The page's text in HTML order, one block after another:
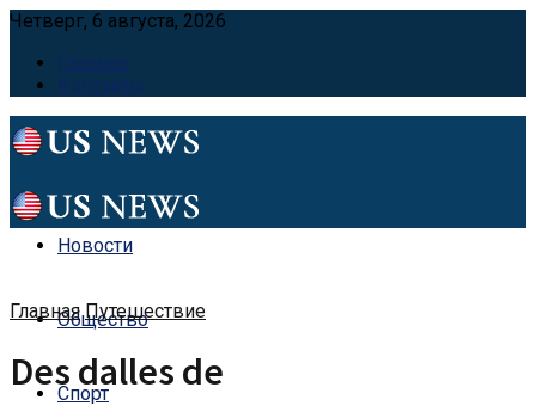
Четверг, 6 августа, 2026
Главная
Контакты
Новости
Общество
Спорт
Главная Путешествие
Des dalles de